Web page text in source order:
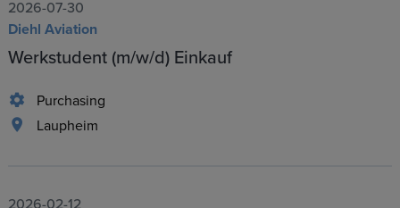
2026-07-30
Diehl Aviation
Werkstudent (m/w/d) Einkauf
Purchasing
Laupheim